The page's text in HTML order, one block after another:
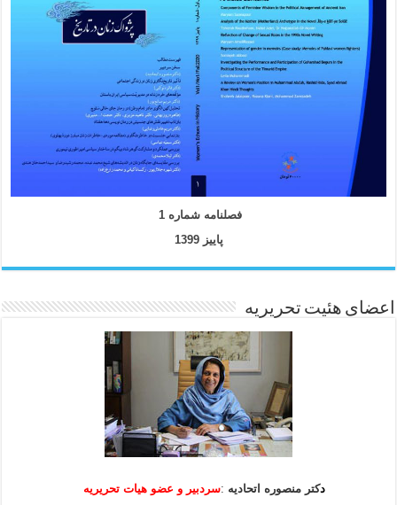
فصلنامه شماره 1
پاییز 1399
اعضای هئیت تحریریه
دکتر منصوره اتحادیه :سردبیر و عضو هیاتتحریریه